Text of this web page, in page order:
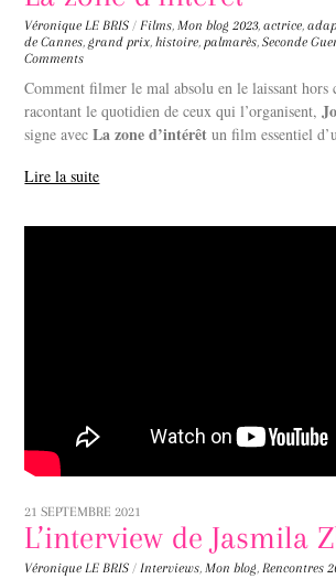
Véronique LE BRIS / Films,Mon blog 2023,actrice,
de Cannes,grand prix,histoire,palmarès,Seconde
Comments
Comment filmer le mal absolu en le laissant hors
racontant le quotidien de ceux qui l’organisent,
signe avecLa zone d’intérêt un film essentiel
Lire la suite
21 SEPTEMBRE 2021
L’interview de Jasmila
Véronique LE BRIS / Interviews, Mon blog, Rencontres